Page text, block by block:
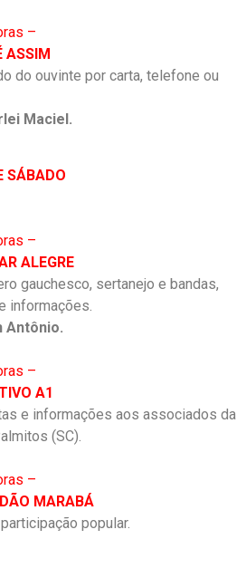
–
ASSIM
do ouvinte por carta, telefone ou
Maciel.
SÁBADO
–
ALEGRE
gauchesco, sertanejo e bandas,
informações.
Antônio.
–
A1
e informações aos associados da
(SC).
–
MARABÁ
popular.